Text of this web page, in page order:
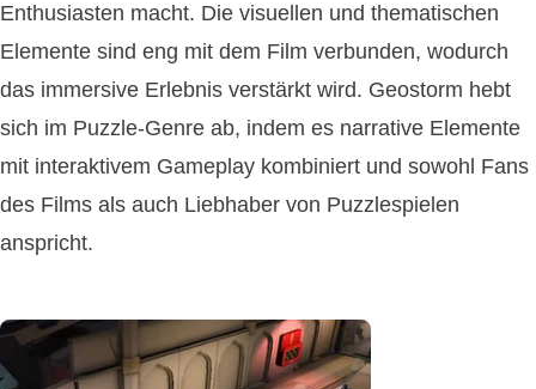
Enthusiasten macht. Die visuellen und thematischen
Elemente sind eng mit dem Film verbunden, wodurch
das immersive Erlebnis verstärkt wird. Geostorm hebt
sich im Puzzle-Genre ab, indem es narrative Elemente
mit interaktivem Gameplay kombiniert und sowohl Fans
des Films als auch Liebhaber von Puzzlespielen
anspricht.